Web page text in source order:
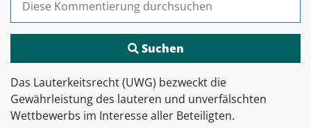
Das Lauterkeitsrecht (UWG) bezweckt die
Gewährleistung des lauteren und unverfälschten
Wettbewerbs im Interesse aller Beteiligten.